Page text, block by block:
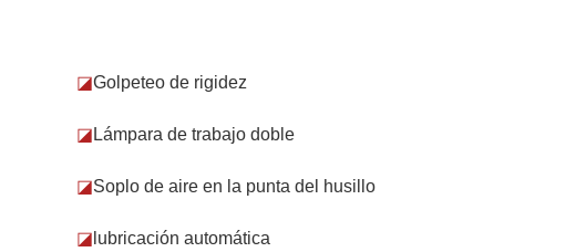
◪Golpeteo de rigidez
◪ Lámpara de trabajo doble
◪Soplo de aire en la punta del husillo
◪ lubricación automática